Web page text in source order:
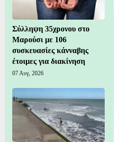
Σύλληψη 35χρονου στο
Μαρούσι με 106
συσκευασίες κάνναβης
έτοιμες για διακίνηση
07 Αυγ, 2026